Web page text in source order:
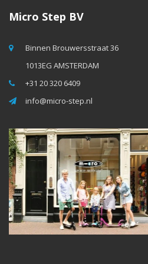
Micro Step BV
Binnen Brouwersstraat 36
1013EG AMSTERDAM
+31 20 320 6409
info@micro-step.nl